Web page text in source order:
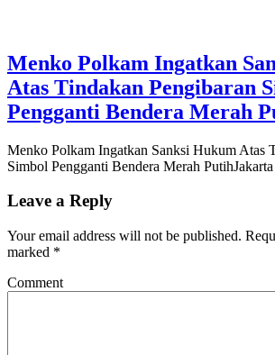
Menko Polkam Ingatkan
Atas Tindakan Pengibaran
Pengganti Bendera Merah
Menko Polkam Ingatkan Sanksi Hukum Atas
Simbol Pengganti Bendera Merah
Leave a Reply
Your email address will not be published.
marked *
Comment